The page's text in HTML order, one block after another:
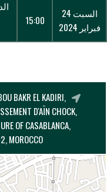
السبت 24
فبراير 2024
15:00
BAKR EL KADIRI,
D'AÏN CHOCK,
OF CASABLANCA,
MOROCCO